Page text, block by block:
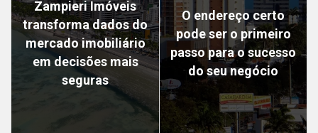
Zampieri Imóveis
transforma dados do
mercado imobiliário
em decisões mais
seguras
O endereço certo
pode ser o primeiro
passo para o sucesso
do seu negócio